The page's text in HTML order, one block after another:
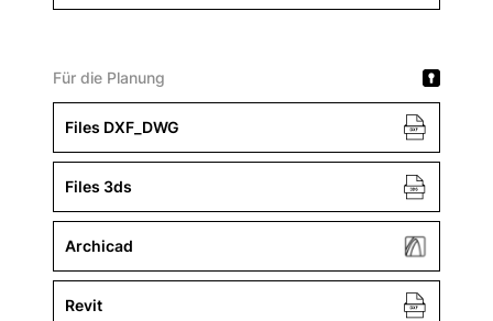
Für die Planung
Files DXF_DWG
Files 3ds
Archicad
Revit